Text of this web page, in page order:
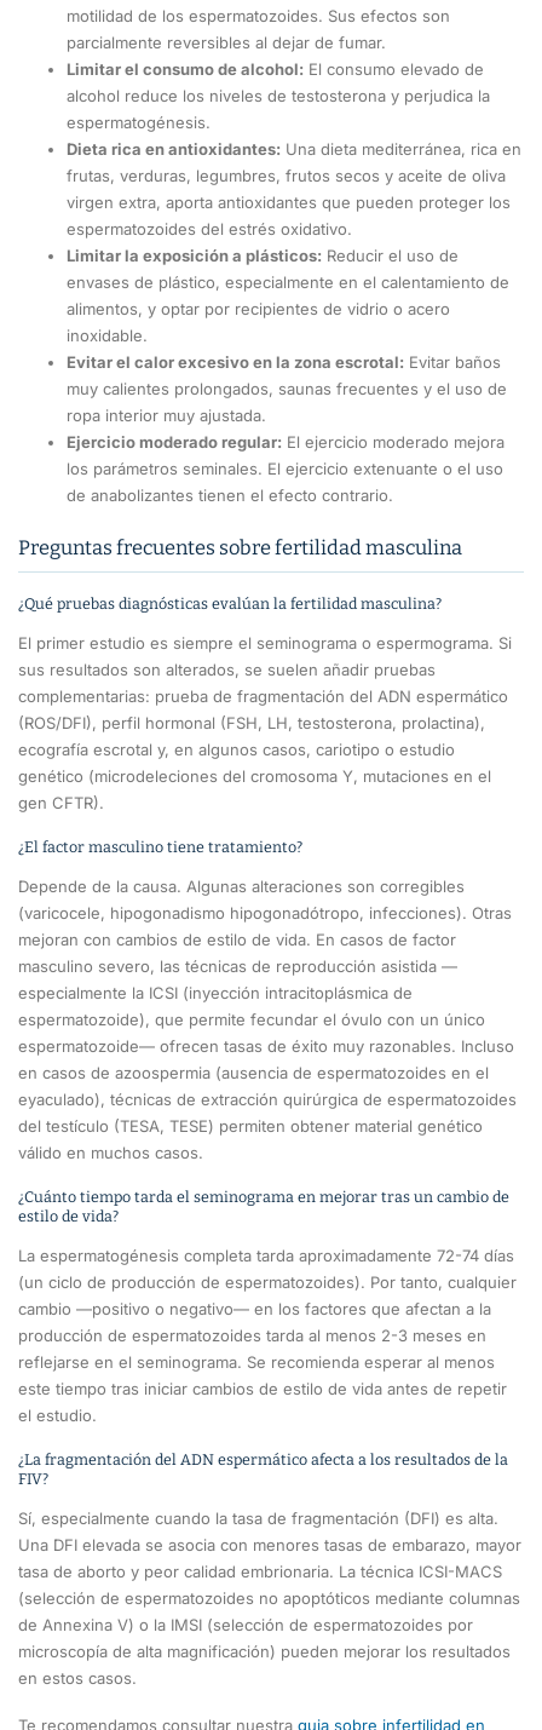
motilidad de los espermatozoides. Sus efectos son
parcialmente reversibles al dejar de fumar.
Limitar el consumo de alcohol: El consumo elevado de
alcohol reduce los niveles de testosterona y perjudica la
espermatogénesis.
Dieta rica en antioxidantes: Una dieta mediterránea, rica en
frutas, verduras, legumbres, frutos secos y aceite de oliva
virgen extra, aporta antioxidantes que pueden proteger los
espermatozoides del estrés oxidativo.
Limitar la exposición a plásticos: Reducir el uso de
envases de plástico, especialmente en el calentamiento de
alimentos, y optar por recipientes de vidrio o acero
inoxidable.
Evitar el calor excesivo en la zona escrotal: Evitar baños
muy calientes prolongados, saunas frecuentes y el uso de
ropa interior muy ajustada.
Ejercicio moderado regular: El ejercicio moderado mejora
los parámetros seminales. El ejercicio extenuante o el uso
de anabolizantes tienen el efecto contrario.
Preguntas frecuentes sobre fertilidad masculina
¿Qué pruebas diagnósticas evalúan la fertilidad masculina?
El primer estudio es siempre el seminograma o espermograma. Si
sus resultados son alterados, se suelen añadir pruebas
complementarias: prueba de fragmentación del ADN espermático
(ROS/DFI), perfil hormonal (FSH, LH, testosterona, prolactina),
ecografía escrotal y, en algunos casos, cariotipo o estudio
genético (microdeleciones del cromosoma Y, mutaciones en el
gen CFTR).
¿El factor masculino tiene tratamiento?
Depende de la causa. Algunas alteraciones son corregibles
(varicocele, hipogonadismo hipogonadótropo, infecciones). Otras
mejoran con cambios de estilo de vida. En casos de factor
masculino severo, las técnicas de reproducción asistida —
especialmente la ICSI (inyección intracitoplásmica de
espermatozoide), que permite fecundar el óvulo con un único
espermatozoide— ofrecen tasas de éxito muy razonables. Incluso
en casos de azoospermia (ausencia de espermatozoides en el
eyaculado), técnicas de extracción quirúrgica de espermatozoides
del testículo (TESA, TESE) permiten obtener material genético
válido en muchos casos.
¿Cuánto tiempo tarda el seminograma en mejorar tras un cambio de
estilo de vida?
La espermatogénesis completa tarda aproximadamente 72-74 días
(un ciclo de producción de espermatozoides). Por tanto, cualquier
cambio —positivo o negativo— en los factores que afectan a la
producción de espermatozoides tarda al menos 2-3 meses en
reflejarse en el seminograma. Se recomienda esperar al menos
este tiempo tras iniciar cambios de estilo de vida antes de repetir
el estudio.
¿La fragmentación del ADN espermático afecta a los resultados de la
FIV?
Sí, especialmente cuando la tasa de fragmentación (DFI) es alta.
Una DFI elevada se asocia con menores tasas de embarazo, mayor
tasa de aborto y peor calidad embrionaria. La técnica ICSI-MACS
(selección de espermatozoides no apoptóticos mediante columnas
de Annexina V) o la IMSI (selección de espermatozoides por
microscopía de alta magnificación) pueden mejorar los resultados
en estos casos.
Te recomendamos consultar nuestra guia sobre infertilidad en